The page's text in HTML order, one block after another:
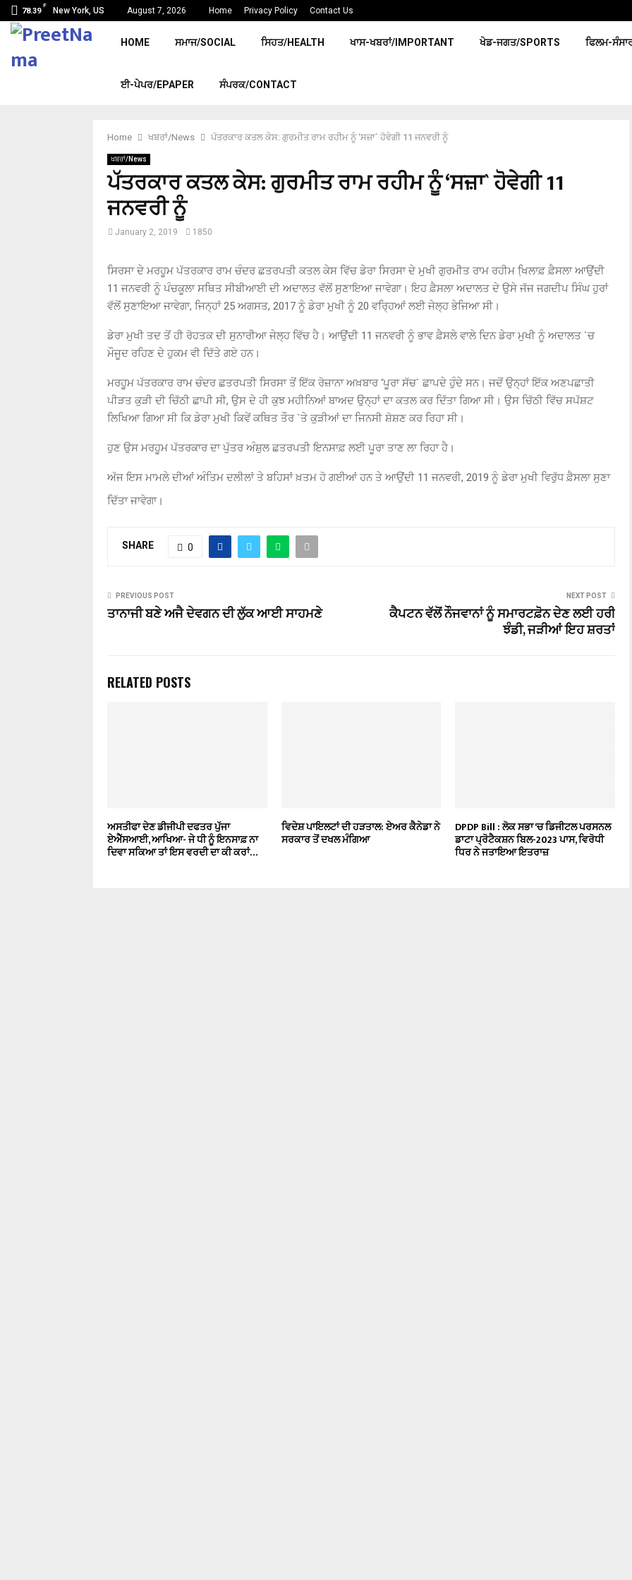
78.39
F
New York, US August 7, 2026 Home Privacy Policy Contact Us
HOME ਸਮਾਜ/SOCIAL ਸਿਹਤ/HEALTH ਖਾਸ-ਖਬਰਾਂ/IMPORTANT ਖੇਡ-ਜਗਤ/SPORTS ਫਿਲਮ-
ਈ-ਪੇਪਰ/EPAPER ਸੰਪਰਕ/CONTACT
Home ਖਬਰਾਂ/News ਪੱਤਰਕਾਰ ਕਤਲ ਕੇਸ: ਗੁਰਮੀਤ ਰਾਮ ਰਹੀਮ ਨੂੰ ‘ਸਜ਼ਾ` ਹੋਵੇਗੀ 11 ਜਨਵਰੀ ਨੂੰ
ਖਬਰਾਂ/News
ਪੱਤਰਕਾਰ ਕਤਲ ਕੇਸ: ਗੁਰਮੀਤ ਰਾਮ ਰਹੀਮ ਨੂੰ ‘ਸਜ਼ਾ` ਹੋਵੇਗੀ 11
ਜਨਵਰੀ ਨੂੰ
January 2, 2019 1850
ਸਿਰਸਾ ਦੇ ਮਰਹੂਮ ਪੱਤਰਕਾਰ ਰਾਮ ਚੰਦਰ ਛਤਰਪਤੀ ਕਤਲ ਕੇਸ ਵਿੱਚ ਡੇਰਾ ਸਿਰਸਾ ਦੇ ਮੁਖੀ ਗੁਰਮੀਤ ਰਾਮ ਰਹੀਮ ਖਿ਼ਲਾਫ਼ ਫ਼ੈਸਲਾ ਆਉਂਦੀ
11 ਜਨਵਰੀ ਨੂੰ ਪੰਚਕੂਲਾ ਸਥਿਤ ਸੀਬੀਆਈ ਦੀ ਅਦਾਲਤ ਵੱਲੋਂ ਸੁਣਾਇਆ ਜਾਵੇਗਾ। ਇਹ ਫ਼ੈਸਲਾ ਅਦਾਲਤ ਦੇ ਉਸੇ ਜੱਜ ਜਗਦੀਪ ਸਿੰਘ ਹੁਰਾਂ
ਵੱਲੋਂ ਸੁਣਾਇਆ ਜਾਵੇਗਾ, ਜਿਨ੍ਹਾਂ 25 ਅਗਸਤ, 2017 ਨੂੰ ਡੇਰਾ ਮੁਖੀ ਨੂੰ 20 ਵਰ੍ਹਿਆਂ ਲਈ ਜੇਲ੍ਹ ਭੇਜਿਆ ਸੀ।
ਡੇਰਾ ਮੁਖੀ ਤਦ ਤੋਂ ਹੀ ਰੋਹਤਕ ਦੀ ਸੁਨਾਰੀਆ ਜੇਲ੍ਹ ਵਿੱਚ ਹੈ। ਆਉਂਦੀ 11 ਜਨਵਰੀ ਨੂੰ ਭਾਵ ਫ਼ੈਸਲੇ ਵਾਲੇ ਦਿਨ ਡੇਰਾ ਮੁਖੀ ਨੂੰ ਅਦਾਲਤ `ਚ
ਮੌਜੂਦ ਰਹਿਣ ਦੇ ਹੁਕਮ ਵੀ ਦਿੱਤੇ ਗਏ ਹਨ।
ਮਰਹੂਮ ਪੱਤਰਕਾਰ ਰਾਮ ਚੰਦਰ ਛਤਰਪਤੀ ਸਿਰਸਾ ਤੋਂ ਇੱਕ ਰੋਜ਼ਾਨਾ ਅਖ਼ਬਾਰ ‘ਪੂਰਾ ਸੱਚ` ਛਾਪਦੇ ਹੁੰਦੇ ਸਨ। ਜਦੋਂ ਉਨ੍ਹਾਂ ਇੱਕ ਅਣਪਛਾਤੀ
ਪੀੜਤ ਕੁੜੀ ਦੀ ਚਿੱਠੀ ਛਾਪੀ ਸੀ, ਉਸ ਦੇ ਹੀ ਕੁਝ ਮਹੀਨਿਆਂ ਬਾਅਦ ਉਨ੍ਹਾਂ ਦਾ ਕਤਲ ਕਰ ਦਿੱਤਾ ਗਿਆ ਸੀ। ਉਸ ਚਿੱਠੀ ਵਿੱਚ ਸਪੱਸ਼ਟ
ਲਿਖਿਆ ਗਿਆ ਸੀ ਕਿ ਡੇਰਾ ਮੁਖੀ ਕਿਵੇਂ ਕਥਿਤ ਤੌਰ `ਤੇ ਕੁੜੀਆਂ ਦਾ ਜਿਨਸੀ ਸ਼ੋਸ਼ਣ ਕਰ ਰਿਹਾ ਸੀ।
ਹੁਣ ਉਸ ਮਰਹੂਮ ਪੱਤਰਕਾਰ ਦਾ ਪੁੱਤਰ ਅੰਸ਼ੁਲ ਛਤਰਪਤੀ ਇਨਸਾਫ਼ ਲਈ ਪੂਰਾ ਤਾਣ ਲਾ ਰਿਹਾ ਹੈ।
ਅੱਜ ਇਸ ਮਾਮਲੇ ਦੀਆਂ ਅੰਤਿਮ ਦਲੀਲਾਂ ਤੇ ਬਹਿਸਾਂ ਖ਼ਤਮ ਹੋ ਗਈਆਂ ਹਨ ਤੇ ਆਉਂਦੀ 11 ਜਨਵਰੀ, 2019 ਨੂੰ ਡੇਰਾ ਮੁਖੀ ਵਿਰੁੱਧ ਫ਼ੈਸਲਾ ਸੁਣਾ
ਦਿੱਤਾ ਜਾਵੇਗਾ।
SHARE 0
PREVIOUS POST
ਤਾਨਾਜੀ ਬਣੇ ਅਜੈ ਦੇਵਗਨ ਦੀ ਲੁੱਕ ਆਈ ਸਾਹਮਣੇ
NEXT POST
ਕੈਪਟਨ ਵੱਲੋਂ ਨੌਜਵਾਨਾਂ ਨੂੰ ਸਮਾਰਟਫ਼ੋਨ ਦੇਣ ਲਈ ਹਰੀ
ਝੰਡੀ, ਜੜੀਆਂ ਇਹ ਸ਼ਰਤਾਂ
RELATED POSTS
ਅਸਤੀਫਾ ਦੇਣ ਡੀਜੀਪੀ ਦਫਤਰ ਪੁੱਜਾ
ਏਐੱਸਆਈ, ਆਖਿਆ- ਜੇ ਧੀ ਨੂੰ ਇਨਸਾਫ਼ ਨਾ
ਦਿਵਾ ਸਕਿਆ ਤਾਂ ਇਸ ਵਰਦੀ ਦਾ ਕੀ ਕਰਾਂ…
ਵਿਦੇਸ਼ ਪਾਇਲਟਾਂ ਦੀ ਹੜਤਾਲ: ਏਅਰ ਕੈਨੇਡਾ ਨੇ
ਸਰਕਾਰ ਤੋਂ ਦਖਲ ਮੰਗਿਆ
DPDP Bill : ਲੋਕ ਸਭਾ ‘ਚ ਡਿਜੀਟਲ ਪਰਸਨਲ
ਡਾਟਾ ਪ੍ਰੋਟੈਕਸ਼ਨ ਬਿਲ-2023 ਪਾਸ, ਵਿਰੋਧੀ
ਧਿਰ ਨੇ ਜਤਾਇਆ ਇਤਰਾਜ਼